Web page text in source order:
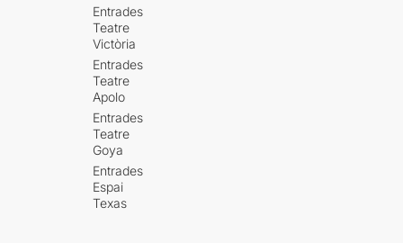
Entrades
Teatre
Victòria
Entrades
Teatre
Apolo
Entrades
Teatre
Goya
Entrades
Espai
Texas